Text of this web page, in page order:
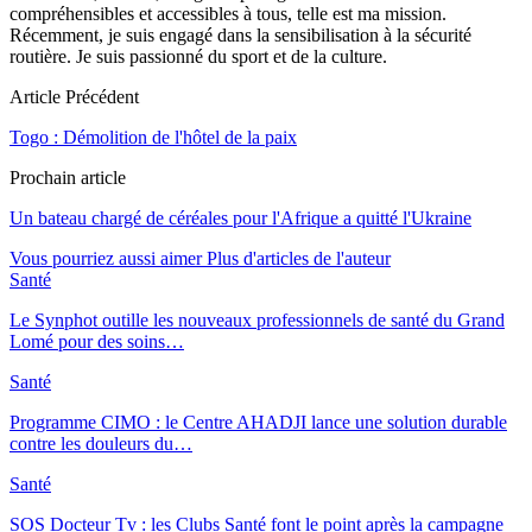
compréhensibles et accessibles à tous, telle est ma mission.
Récemment, je suis engagé dans la sensibilisation à la sécurité
routière. Je suis passionné du sport et de la culture.
Article Précédent
Togo : Démolition de l'hôtel de la paix
Prochain article
Un bateau chargé de céréales pour l'Afrique a quitté l'Ukraine
Vous pourriez aussi aimer Plus d'articles de l'auteur
Santé
Le Synphot outille les nouveaux professionnels de santé du Grand
Lomé pour des soins…
Santé
Programme CIMO : le Centre AHADJI lance une solution durable
contre les douleurs du…
Santé
SOS Docteur Tv : les Clubs Santé font le point après la campagne